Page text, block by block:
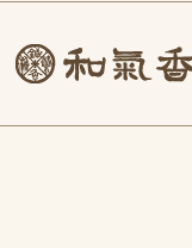
容
を